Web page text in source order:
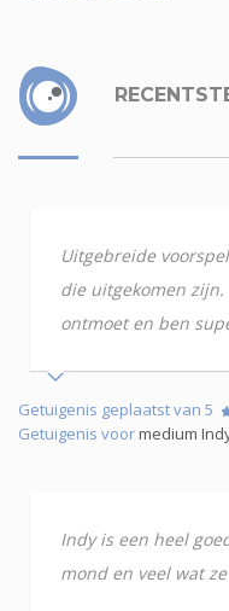
Uitgebreide
die uitgekomen
ontmoet en ben
Getuigenis geplaatst van 5
Getuigenis voormedium
Indy is een heel
mond en veel wat